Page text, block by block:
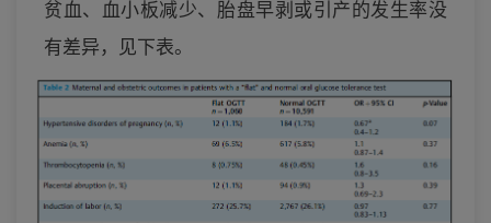
贫血、血小板减少、胎盘早剥或引产的发生率没
有差异，见下表。